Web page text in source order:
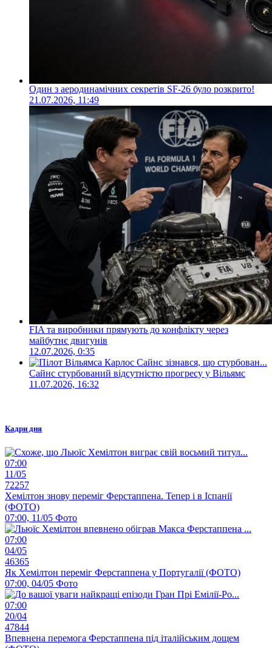
Один з аеродинамічних секретів SF-26 було розкрито!
21.07.2026, 11:49
FIA та виробники прямують до конфлікту через
майбутнє двигунів
12.07.2026, 0:35
Сайнс стурбований відсутністю прогресу у Вільямс
11.07.2026, 16:32
Кадри дня
07:00
11/05
72257
Хемілтон знову переміг Ферстаппена. Тепер і в Іспанії
(ФОТО)
07:00, 11/05 Фото
07:00
04/05
46365
Як Хемілтон переміг Ферстаппена у Португалії (ФОТО)
07:00, 04/05 Фото
07:00
20/04
47844
Впевнена перемога Ферстаппена під італійським дощем